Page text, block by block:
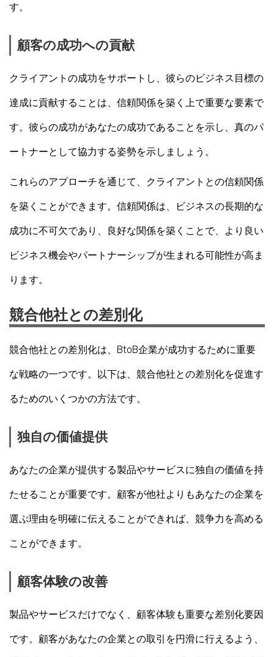
す。
顧客の成功への貢献
クライアントの成功をサポートし、彼らのビジネス目標の
達成に貢献することは、信頼関係を築く上で重要な要素で
す。彼らの成功があなたの成功であることを示し、真のパ
ートナーとして協力する姿勢を示しましょう。
これらのアプローチを通じて、クライアントとの信頼関係
を築くことができます。信頼関係は、ビジネスの長期的な
成功に不可欠であり、良好な関係を築くことで、より良い
ビジネス機会やパートナーシップが生まれる可能性が高ま
ります。
競合他社との差別化
競合他社との差別化は、BtoB企業が成功するために重要
な戦略の一つです。以下は、競合他社との差別化を促進す
るためのいくつかの方法です。
独自の価値提供
あなたの企業が提供する製品やサービスに独自の価値を持
たせることが重要です。顧客が他社よりもあなたの企業を
選ぶ理由を明確に伝えることができれば、競争力を高める
ことができます。
顧客体験の改善
製品やサービスだけでなく、顧客体験も重要な差別化要因
です。顧客があなたの企業との取引を円滑に行えるよう、